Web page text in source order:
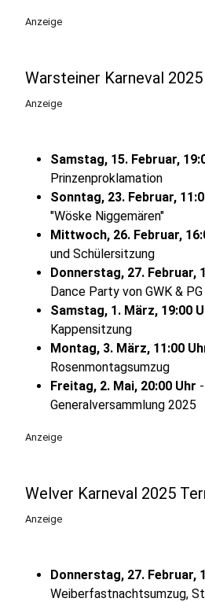
Anzeige
Warsteiner Karneval
Anzeige
Samstag, 15. Februar,
Prinzenproklamation
Sonntag, 23. Februar,
"Wöske Niggemären"
Mittwoch, 26. Februar,
und Schülersitzung
Donnerstag, 27. Februar,
Dance Party von GWK &
Samstag, 1. März, 19:00
Kappensitzung
Montag, 3. März, 11:00
Rosenmontagsumzug
Freitag, 2. Mai, 20:00 Uhr
Generalversammlung 2025
Anzeige
Welver Karneval 2025
Anzeige
Donnerstag, 27. Februar,
Weiberfastnachtsumzug,